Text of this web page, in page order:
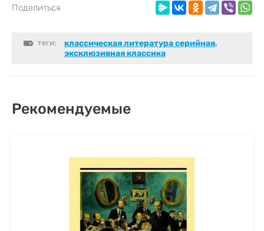
Поделиться
теги: классическая литература серийная,
эксклюзивная классика
Рекомендуемые